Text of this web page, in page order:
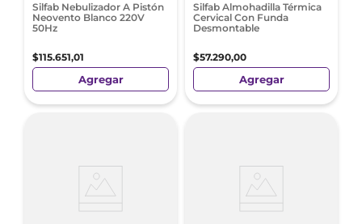
Silfab Nebulizador A Pistón
Neovento Blanco 220V
50Hz
$115.651,01
Agregar
Silfab Almohadilla Térmica
Cervical Con Funda
Desmontable
$57.290,00
Agregar